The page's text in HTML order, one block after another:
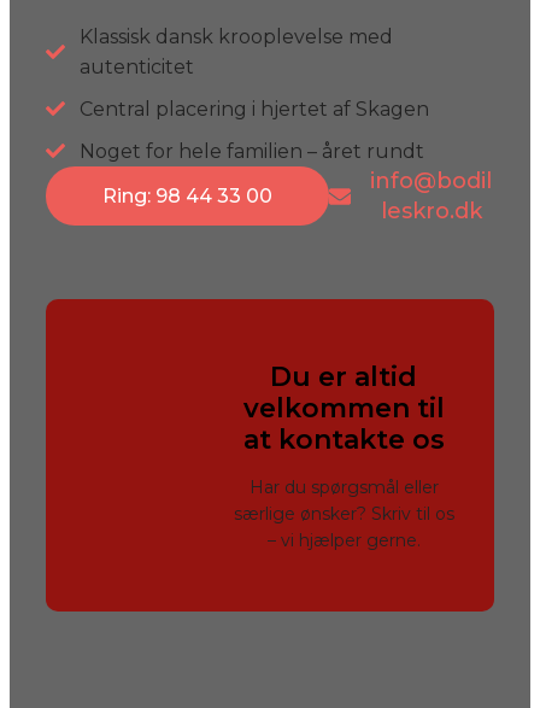
Klassisk dansk krooplevelse med
autenticitet
Central placering i hjertet af Skagen
Noget for hele familien – året rundt
Ring: 98 44 33 00
info@bodil
leskro.dk
Du er altid
velkommen til
at kontakte os
Har du spørgsmål eller
særlige ønsker? Skriv til os
– vi hjælper gerne.